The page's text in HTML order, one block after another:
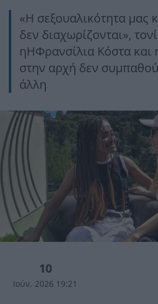
«Η σεξουαλικότητα μας
δεν διαχωρίζονται»,
ηΗΦρανσίλια Κόστα και
στην αρχή δεν
άλλη
10
Ιούν. 2026 19:21